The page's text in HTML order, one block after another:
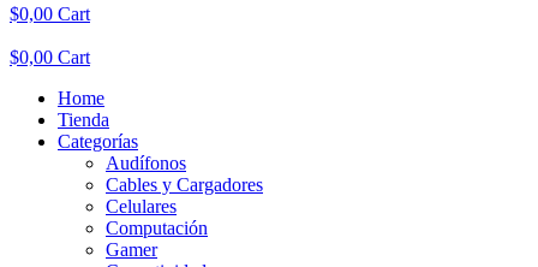
$0,00 Cart
$0,00 Cart
Home
Tienda
Categorías
Audífonos
Cables y Cargadores
Celulares
Computación
Gamer